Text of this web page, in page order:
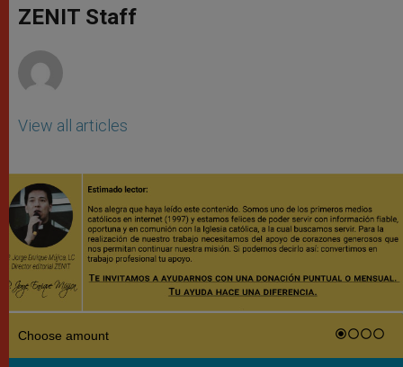
p
p
g
e
o
k
ZENIT Staff
View all articles